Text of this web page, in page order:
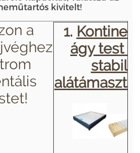
kivitelt!
a
1.
ágy test –
stabil